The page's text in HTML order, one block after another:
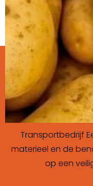
Transportbedrijf
materieel en de
op een